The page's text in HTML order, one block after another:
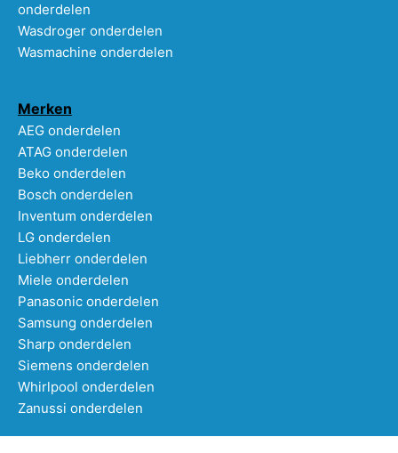
onderdelen
Wasdroger onderdelen
Wasmachine onderdelen
Merken
AEG onderdelen
ATAG onderdelen
Beko onderdelen
Bosch onderdelen
Inventum onderdelen
LG onderdelen
Liebherr onderdelen
Miele onderdelen
Panasonic onderdelen
Samsung onderdelen
Sharp onderdelen
Siemens onderdelen
Whirlpool onderdelen
Zanussi onderdelen